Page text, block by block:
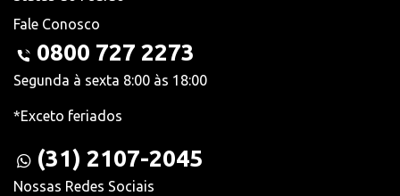
Fale Conosco
0800 727 2273
Segunda à sexta 8:00 às 18:00
*Exceto feriados
(31) 2107-2045
Nossas Redes Sociais